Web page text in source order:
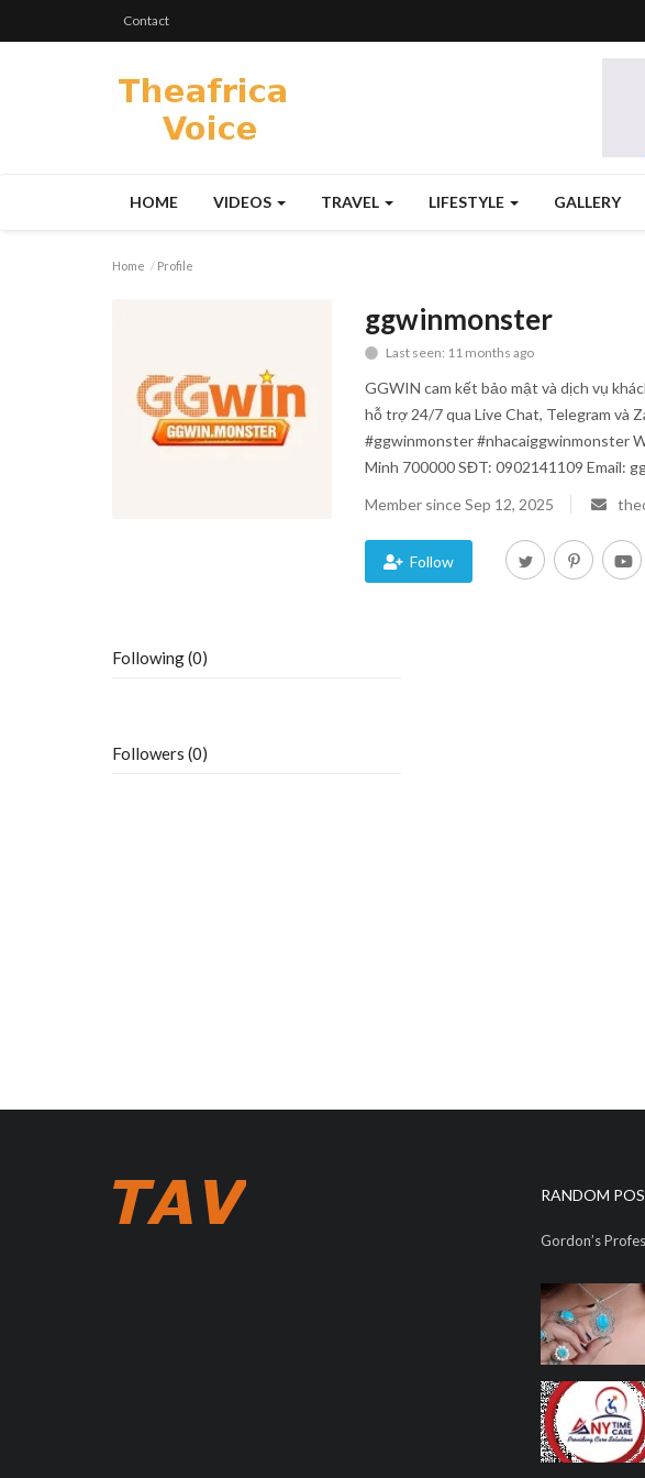
Contact
HOME VIDEOS TRAVEL LIFESTYLE GALLERY
Home Profile
ggwinmonster
Last seen: 11 months ago
GGWIN cam kết bảo mật và dịch vụ
hỗ trợ 24/7 qua Live Chat, Telegram và
#ggwinmonster #nhacaiggwinmonster
Minh 700000 SĐT: 0902141109 Email:
Member since Sep 12, 2025
Follow
Following (0)
Followers (0)
RANDOM
Gordon’s